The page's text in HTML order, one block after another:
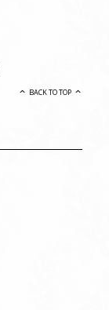
BACK TO TOP